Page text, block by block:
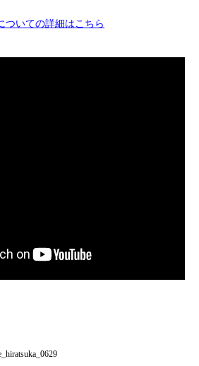
ついての詳細はこちら